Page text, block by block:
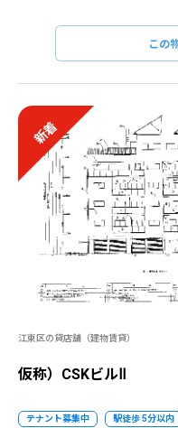
この
新着
江東区の貸店舗（建物賃貸）
仮称）CSKビルⅡ
テナント募集中 駅徒歩 5分以内